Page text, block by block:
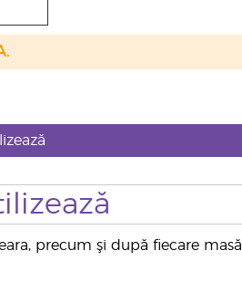
precum şi după fiecare masă.